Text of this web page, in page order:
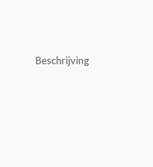
Beschrijving